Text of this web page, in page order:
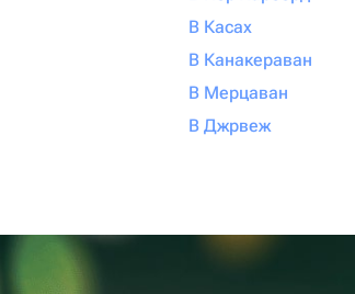
В Касах
В Канакераван
В Мерцаван
В Джрвеж